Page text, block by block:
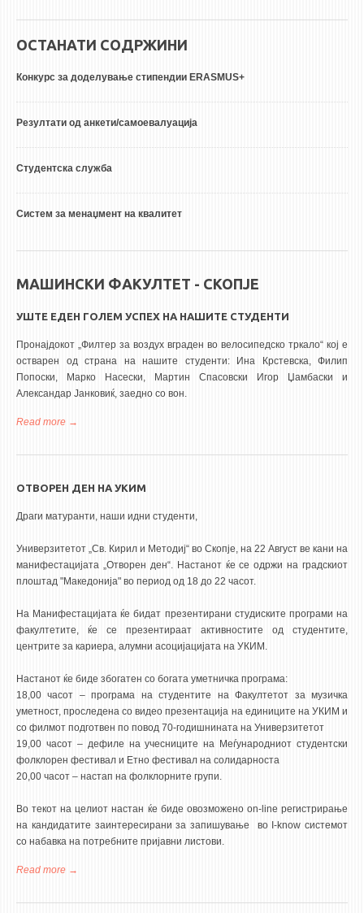
ОСТАНАТИ СОДРЖИНИ
Конкурс за доделување стипендии ERASMUS+
Резултати од анкети/самоевалуација
Студентска служба
Систем за менаџмент на квалитет
МАШИНСКИ ФАКУЛТЕТ - СКОПЈЕ
УШТЕ ЕДЕН ГОЛЕМ УСПЕХ НА НАШИТЕ СТУДЕНТИ
Пронајдокот „Филтер за воздух вграден во велосипедско тркало“ кој е
остварен од страна на нашите студенти: Ина Крстевска, Филип
Попоски, Марко Насески, Мартин Спасовски Игор Џамбаски и
Александар Јанковиќ, заедно со вон.
Read more about Уште еден голем успех на нашите студенти
ОТВОРЕН ДЕН НА УКИМ
Драги матуранти, наши идни студенти,
Универзитетот „Св. Кирил и Методиј“ во Скопје, на 22 Август ве кани на
манифестацијата „Отворен ден“. Настанот ќе се одржи на градскиот
плоштад "Македонија" во период од 18 до 22 часот.
На Манифестацијата ќе бидат презентирани студиските програми на
факултетите, ќе се презентираат активностите од студентите,
центрите за кариера, алумни асоцијацијата на УКИМ.
Настанот ќе биде збогатен со богата уметничка програма:
18,00 часот – програма на студентите на Факултетот за музичка
уметност, проследена со видео презентација на единиците на УКИМ и
со филмот подготвен по повод 70-годишнината на Универзитетот
19,00 часот – дефиле на учесниците на Меѓународниот студентски
фолклорен фестивал и Етно фестивал на солидарноста
20,00 часот – настап на фолклорните групи.
Во текот на целиот настан ќе биде овозможено on-line регистрирање
на кандидатите заинтересирани за запишување во I-know системот
со набавка на потребните пријавни листови.
Read more about Отворен ден на УКИМ